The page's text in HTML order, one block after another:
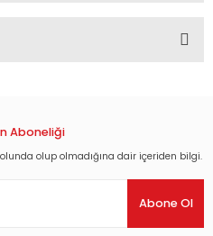
ederiz.
bulunuyor.
Aboneliği
olup olmadığına dair içeriden bilgi.
Abone Ol